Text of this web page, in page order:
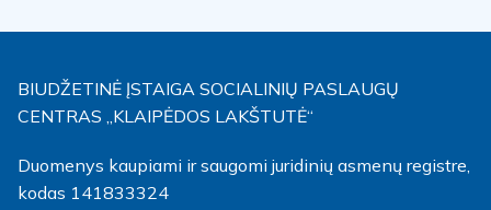
BIUDŽETINĖ ĮSTAIGA SOCIALINIŲ PASLAUGŲ
CENTRAS „KLAIPĖDOS LAKŠTUTĖ“
Duomenys kaupiami ir saugomi juridinių asmenų registre,
kodas 141833324